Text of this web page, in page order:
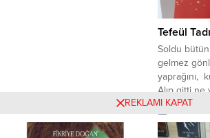
Tefeül
Soldu
gelmez
yaprağını,
Alıp gitti ne
tekrar bu
ufukta aşk
Alıp gitti
REKLAMI KAPAT